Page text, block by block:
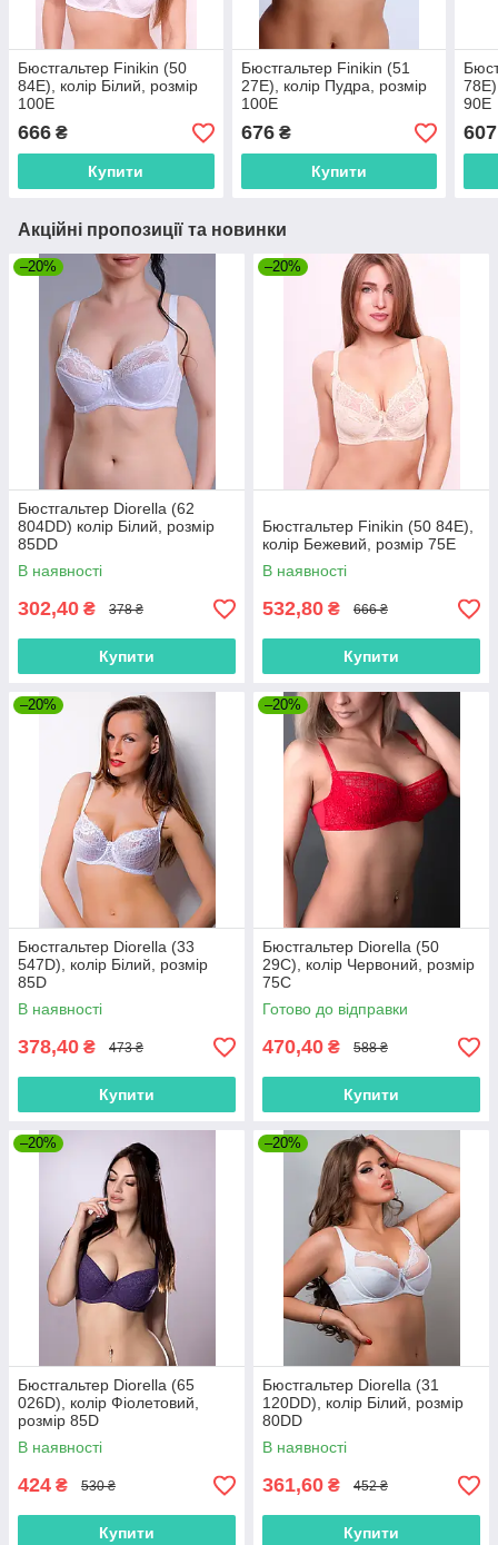
Бюстгальтер Finikin (50
84E), колір Білий, розмір
100E
666 ₴
Купити
Бюстгальтер Finikin (51
27E), колір Пудра, розмір
100E
676₴
Купити
90E
607
Акційні пропозиції та новинки
–20%
Бюстгальтер Diorella (62
804DD) колір Білий, розмір
85DD
В наявності
302,40 ₴ 378 ₴
Купити
–20%
Бюстгальтер Finikin (50 84E),
колір Бежевий, розмір 75E
В наявності
532,80 ₴ 666 ₴
Купити
–20%
Бюстгальтер Diorella (33
547D), колір Білий, розмір
85D
В наявності
378,40 ₴ 473 ₴
Купити
–20%
Бюстгальтер Diorella (50
29C), колір Червоний, розмір
75C
Готово до відправки
470,40 ₴ 588 ₴
Купити
–20%
Бюстгальтер Diorella (65
026D), колір Фіолетовий,
розмір 85D
В наявності
424 ₴ 530 ₴
Купити
–20%
Бюстгальтер Diorella (31
120DD), колір Білий, розмір
80DD
В наявності
361,60 ₴ 452 ₴
Купити